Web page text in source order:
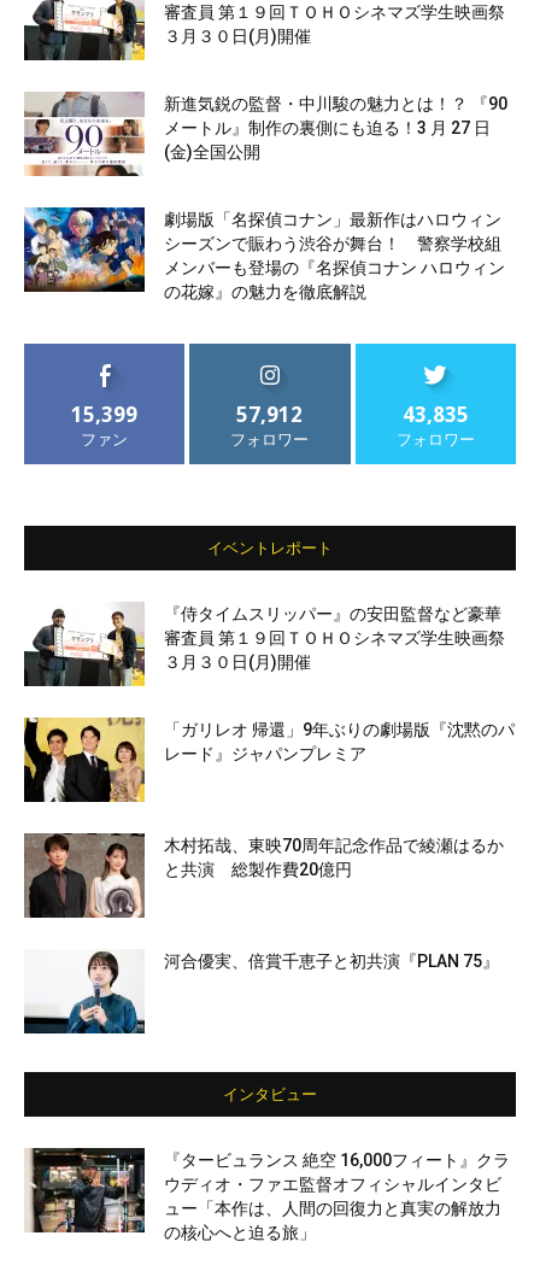
審査員 第１９回ＴＯＨＯシネマズ学生映画祭
３月３０日(月)開催
新進気鋭の監督・中川駿の魅力とは！？ 『90
メートル』制作の裏側にも迫る！3 月 27 日
(金)全国公開
劇場版「名探偵コナン」最新作はハロウィン
シーズンで賑わう渋谷が舞台！ 警察学校組
メンバーも登場の『名探偵コナン ハロウィン
の花嫁』の魅力を徹底解説
15,399
ファン
57,912
フォロワー
43,835
フォロワー
イベントレポート
『侍タイムスリッパー』の安田監督など豪華
審査員 第１９回ＴＯＨＯシネマズ学生映画祭
３月３０日(月)開催
「ガリレオ 帰還」9年ぶりの劇場版『沈黙のパ
レード』ジャパンプレミア
木村拓哉、東映70周年記念作品で綾瀬はるか
と共演 総製作費20億円
河合優実、倍賞千恵子と初共演『PLAN 75』
インタビュー
『タービュランス 絶空 16,000フィート』クラ
ウディオ・ファエ監督オフィシャルインタビ
ュー「本作は、人間の回復力と真実の解放力
の核心へと迫る旅」